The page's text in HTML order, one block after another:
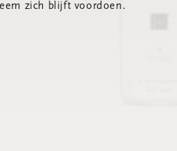
zich blijft voordoen.